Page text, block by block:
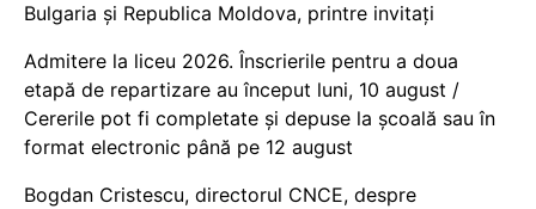
Bulgaria și Republica Moldova, printre invitați
Admitere la liceu 2026. Înscrierile pentru a doua
etapă de repartizare au început luni, 10 august /
Cererile pot fi completate și depuse la școală sau în
format electronic până pe 12 august
Bogdan Cristescu, directorul CNCE, despre